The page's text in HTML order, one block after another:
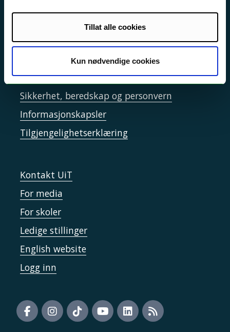
Tillat alle cookies
Kun nødvendige cookies
Si ifra!
Driftsmeldinger
Personvern ved UiT
Sikkerhet, beredskap og personvern
Informasjonskapsler
Tilgjengelighetserklæring
Kontakt UiT
For media
For skoler
Ledige stillinger
English website
Logg inn